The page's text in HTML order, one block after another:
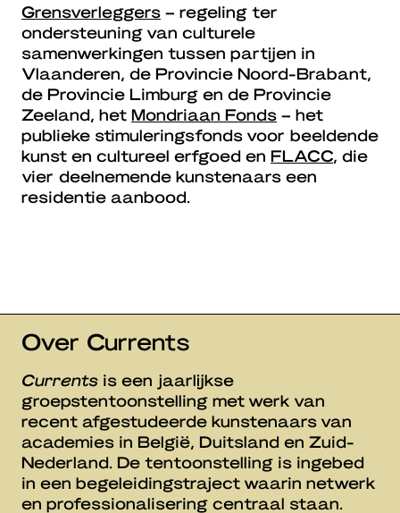
Grensverleggers – regeling ter
ondersteuning van culturele
samenwerkingen tussen partijen in
Vlaanderen, de Provincie Noord-Brabant,
de Provincie Limburg en de Provincie
Zeeland, het Mondriaan Fonds – het
publieke stimuleringsfonds voor beeldende
kunst en cultureel erfgoed en FLACC, die
vier deelnemende kunstenaars een
residentie aanbood.
Over Currents
Currents is een jaarlijkse
groepstentoonstelling met werk van
recent afgestudeerde kunstenaars van
academies in België, Duitsland en Zuid-
Nederland. De tentoonstelling is ingebed
in een begeleidingstraject waarin netwerk
en professionalisering centraal staan.